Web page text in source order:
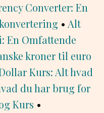
Converter: En
• Alt
En Omfattende
kroner til euro
Kurs: Alt hvad
du har brug for
Kurs •